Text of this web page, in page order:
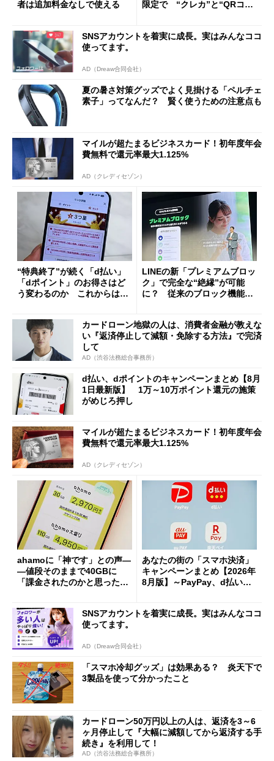
者は追加料金なしで使える
限定で “クレカ”と“QRコー
SNSアカウントを着実に成長。実はみんなココ
使ってます。
AD（Dreaw合同会社）
夏の暑さ対策グッズでよく見掛ける「ペルチェ
素子」ってなんだ？ 賢く使うための注意点も
マイルが超たまるビジネスカード！初年度年会
費無料で還元率最大1.125%
AD（クレディセゾン）
“特典終了”が続く「d払い」
「dポイント」のお得さはど
う変わるのか これからは
LINEの新「プレミアムブロッ
ク」で完全な“絶縁”が可能
に？ 従来のブロック機能と
カードローン地獄の人は、消費者金融が教えな
い『返済停止して減額・免除する方法』で完済
して
AD（渋谷法務総合事務所）
d払い、dポイントのキャンペーンまとめ【8月
1日最新版】 1万～10万ポイント還元の施策
がめじろ押し
マイルが超たまるビジネスカード！初年度年会
費無料で還元率最大1.125%
AD（クレディセゾン）
ahamoに「神です」との声―
―値段そのままで40GBに
「課金されたのかと思った」
あなたの街の「スマホ決済」
キャンペーンまとめ【2026年
8月版】～PayPay、d払い、a
SNSアカウントを着実に成長。実はみんなココ
使ってます。
AD（Dreaw合同会社）
「スマホ冷却グッズ」は効果ある？ 炎天下で
3製品を使って分かったこと
カードローン50万円以上の人は、返済を3～6
ヶ月停止して『大幅に減額してから返済する手
続き』を利用して！
AD（渋谷法務総合事務所）